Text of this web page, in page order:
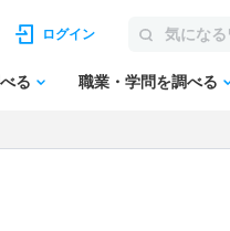
ログイン
る 職業・学問を調べる